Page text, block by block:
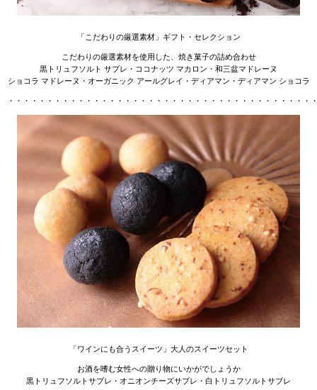
「こだわりの厳選素材」ギフト・セレクション
こだわりの厳選素材を使用した、焼き菓子の詰め合わせ
黒トリュフソルト サブレ・ココナッツ マカロン・和三盆マドレーヌ
ショコラ マドレーヌ・オーガニック アールグレイ・ディアマン・ディアマン ショコラ
・・・・・・・・・・・・・・・・・・・・・・・・・・・・・・・・・・・・・・・
「ワインにも合うスイーツ」大人のスイーツセット
お酒を嗜む女性への贈り物にいかがでしょうか
黒トリュフソルトサブレ・オニオンチーズサブレ・白トリュフソルトサブレ